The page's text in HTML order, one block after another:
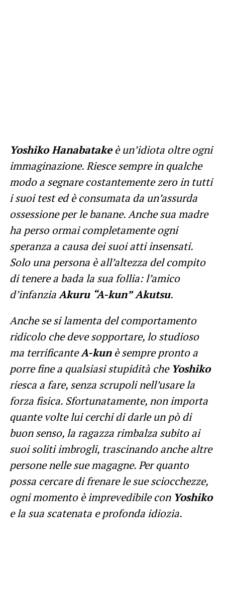
Yoshiko Hanabatakeè un’idiota oltre ogni
immaginazione. Riesce sempre in qualche
modo a segnare costantemente zero in tutti
i suoi test ed è consumata da un’assurda
ossessione per le banane. Anche sua madre
ha perso ormai completamente ogni
speranza a causa dei suoi atti insensati.
Solo una persona è all’altezza del compito
di tenere a bada la sua follia: l’amico
d’infanziaAkuru “A-kun” Akutsu.
Anche se si lamenta del comportamento
ridicolo che deve sopportare, lo studioso
ma terrificanteA-kunè sempre pronto a
porre fine a qualsiasi stupidità che Yoshiko
riesca a fare, senza scrupoli nell’usare la
forza fisica. Sfortunatamente, non importa
quante volte lui cerchi di darle un pò di
buon senso, la ragazza rimbalza subito ai
suoi soliti imbrogli, trascinando anche altre
persone nelle sue magagne. Per quanto
possa cercare di frenare le sue sciocchezze,
ogni momento è imprevedibile con Yoshiko
e la sua scatenata e profonda idiozia.